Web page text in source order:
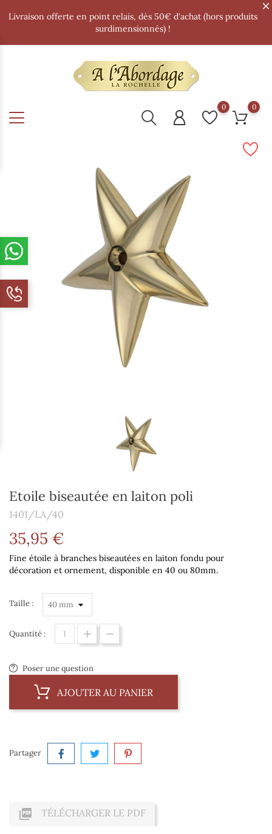
Livraison offerte en point relais, dès 50€ d'achat (hors produits
surdimensionnés) !
0 0
Etoile biseautée en laiton poli
1401/LA/40
35,95 €
Fine étoile à branches biseautées en laiton fondu pour
décoration et ornement, disponible en 40 ou 80mm.
Taille :
Quantité :
Poser une question
AJOUTER AU PANIER
Partager
 TÉLÉCHARGER LE PDF